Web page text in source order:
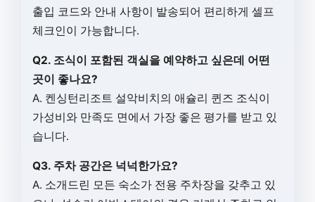
출입 코드와 안내 사항이 발송되어 편리하게 셀프
체크인이 가능합니다.
Q2. 조식이 포함된 객실을 예약하고 싶은데 어떤
곳이 좋나요?
A. 켄싱턴리조트 설악비치의 애슐리 퀸즈 조식이
가성비와 만족도 면에서 가장 좋은 평가를 받고 있
습니다.
Q3. 주차 공간은 넉넉한가요?
A. 소개드린 모든 숙소가 전용 주차장을 갖추고 있